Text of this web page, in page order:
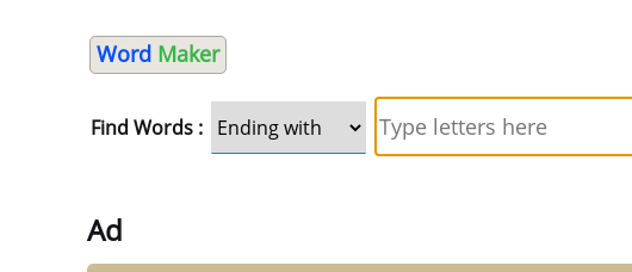
Word Maker
Find Words :
Ad